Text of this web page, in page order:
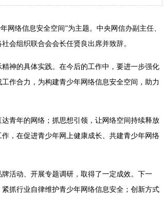
网络信息安全空间”为主题。中央网信办副主任、
会组织联合会会长任贤良出席并致辞。
神的具体实践。在今后的工作中，要进一步强化
作合力，为构建青少年网络信息安全空间，助力
青年的网络；抓思想引领，让网络空间持续释放
，在促进青少年网上健康成长、共建青少年网络
活动、开展专题调研，取得了一定成效。下一
抓行业自律维护青少年网络信息安全；创新方式